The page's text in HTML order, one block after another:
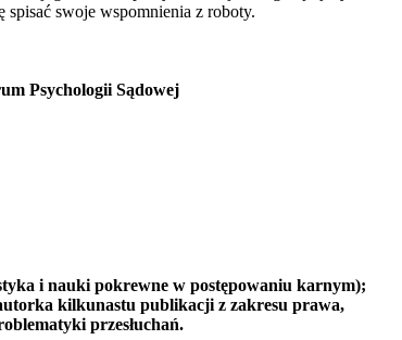
spisać swoje wspomnienia z roboty.
Psychologii Sądowej
i nauki pokrewne w postępowaniu karnym);
kilkunastu publikacji z zakresu prawa,
przesłuchań.